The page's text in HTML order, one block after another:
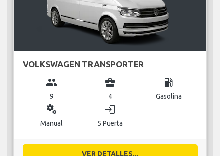
VOLKSWAGEN TRANSPORTER
group
9
business_center
4
local_gas_station
Gasolina
miscellaneous_services
Manual
login
5 Puerta
VER DETALLES...